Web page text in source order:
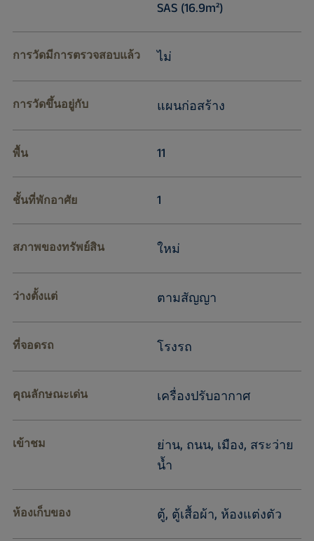
SAS (16.9m²)
การวัดมีการตรวจสอบแล้ว ไม่
การวัดขึ้นอยู่กับ แผนก่อสร้าง
พื้น 11
ชั้นที่พักอาศัย 1
สภาพของทรัพย์สิน ใหม่
ว่างตั้งแต่ ตามสัญญา
ที่จอดรถ โรงรถ
คุณลักษณะเด่น เครื่องปรับอากาศ
เข้าชม
ย่าน, ถนน, เมือง, สระว่าย
น้ำ
ห้องเก็บของ ตู้, ตู้เสื้อผ้า, ห้องแต่งตัว